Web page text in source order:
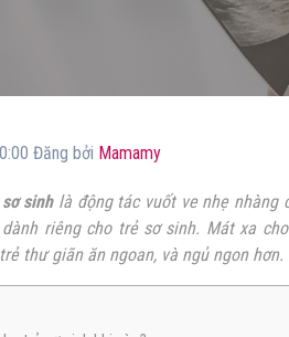
Đăng bởi Mamamy
sinh là động tác vuốt ve nhẹ nhàng
riêng cho trẻ sơ sinh. Mát xa
thư giãn ăn ngoan, và ngủ ngon hơn.